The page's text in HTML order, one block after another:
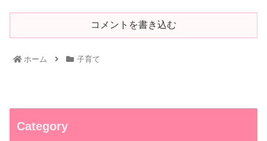
コメントを書き込む
ホーム 子育て
Category